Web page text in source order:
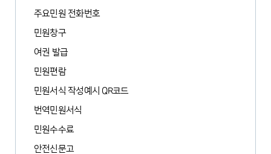
주요민원 전화번호
민원창구
여권 발급
민원편람
민원서식 작성예시 QR코드
번역민원서식
민원수수료
안전신문고